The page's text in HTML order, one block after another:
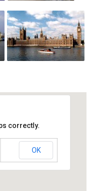
-
Лондон
correctly.
OK